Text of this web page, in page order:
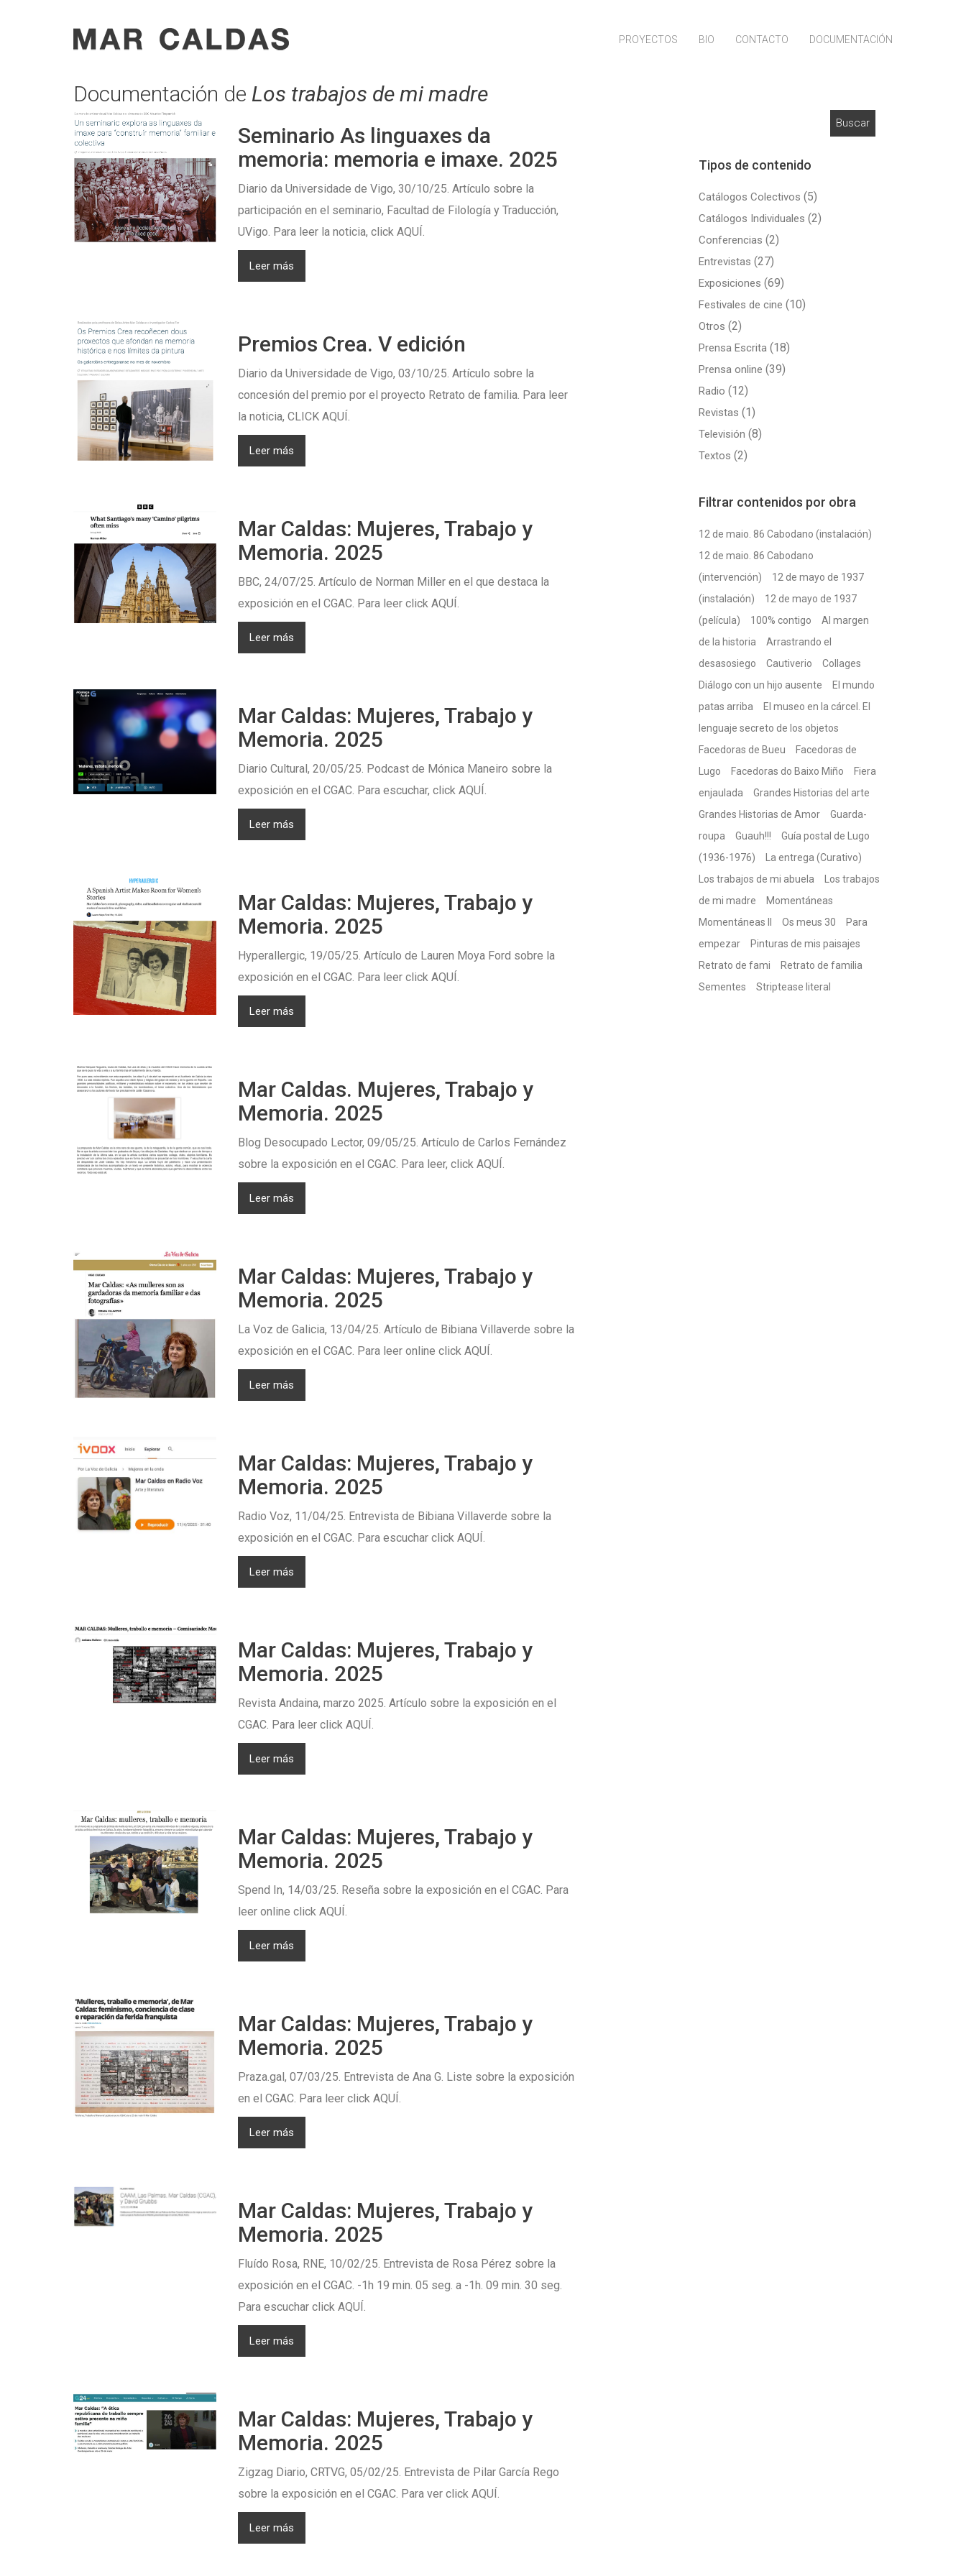
PROYECTOS BIO CONTACTO DOCUMENTACIÓN
Documentación de Los trabajos de mi madre
Seminario As linguaxes da
memoria: memoria e imaxe. 2025
Diario da Universidade de Vigo, 30/10/25. Artículo sobre la
participación en el seminario, Facultad de Filología y Traducción,
UVigo. Para leer la noticia, click AQUÍ.
Leer más
Premios Crea. V edición
Diario da Universidade de Vigo, 03/10/25. Artículo sobre la
concesión del premio por el proyecto Retrato de familia. Para leer
la noticia, CLICK AQUÍ.
Leer más
Mar Caldas: Mujeres, Trabajo y
Memoria. 2025
BBC, 24/07/25. Artículo de Norman Miller en el que destaca la
exposición en el CGAC. Para leer click AQUÍ.
Leer más
Mar Caldas: Mujeres, Trabajo y
Memoria. 2025
Diario Cultural, 20/05/25. Podcast de Mónica Maneiro sobre la
exposición en el CGAC. Para escuchar, click AQUÍ.
Leer más
Mar Caldas: Mujeres, Trabajo y
Memoria. 2025
Hyperallergic, 19/05/25. Artículo de Lauren Moya Ford sobre la
exposición en el CGAC. Para leer click AQUÍ.
Leer más
Mar Caldas. Mujeres, Trabajo y
Memoria. 2025
Blog Desocupado Lector, 09/05/25. Artículo de Carlos Fernández
sobre la exposición en el CGAC. Para leer, click AQUÍ.
Leer más
Mar Caldas: Mujeres, Trabajo y
Memoria. 2025
La Voz de Galicia, 13/04/25. Artículo de Bibiana Villaverde sobre la
exposición en el CGAC. Para leer online click AQUÍ.
Leer más
Mar Caldas: Mujeres, Trabajo y
Memoria. 2025
Radio Voz, 11/04/25. Entrevista de Bibiana Villaverde sobre la
exposición en el CGAC. Para escuchar click AQUÍ.
Leer más
Mar Caldas: Mujeres, Trabajo y
Memoria. 2025
Revista Andaina, marzo 2025. Artículo sobre la exposición en el
CGAC. Para leer click AQUÍ.
Leer más
Mar Caldas: Mujeres, Trabajo y
Memoria. 2025
Spend In, 14/03/25. Reseña sobre la exposición en el CGAC. Para
leer online click AQUÍ.
Leer más
Mar Caldas: Mujeres, Trabajo y
Memoria. 2025
Praza.gal, 07/03/25. Entrevista de Ana G. Liste sobre la exposición
en el CGAC. Para leer click AQUÍ.
Leer más
Mar Caldas: Mujeres, Trabajo y
Memoria. 2025
Fluído Rosa, RNE, 10/02/25. Entrevista de Rosa Pérez sobre la
exposición en el CGAC. -1h 19 min. 05 seg. a -1h. 09 min. 30 seg.
Para escuchar click AQUÍ.
Leer más
Mar Caldas: Mujeres, Trabajo y
Memoria. 2025
Zigzag Diario, CRTVG, 05/02/25. Entrevista de Pilar García Rego
sobre la exposición en el CGAC. Para ver click AQUÍ.
Leer más
Tipos de contenido
Catálogos Colectivos (5)
Catálogos Individuales (2)
Conferencias (2)
Entrevistas (27)
Exposiciones (69)
Festivales de cine (10)
Otros (2)
Prensa Escrita (18)
Prensa online (39)
Radio (12)
Revistas (1)
Televisión (8)
Textos (2)
Filtrar contenidos por obra
12 de maio. 86 Cabodano (instalación)
12 de maio. 86 Cabodano
(intervención)
12 de mayo de 1937
(instalación)
12 de mayo de 1937
(película)
100% contigo
Al margen
de la historia
Arrastrando el
desasosiego
Cautiverio
Collages
Diálogo con un hijo ausente
El mundo
patas arriba
El museo en la cárcel. El
lenguaje secreto de los objetos
Facedoras de Bueu
Facedoras de
Lugo
Facedoras do Baixo Miño
Fiera
enjaulada
Grandes Historias del arte
Grandes Historias de Amor
Guarda-
roupa
Guauh!!!
Guía postal de Lugo
(1936-1976)
La entrega (Curativo)
Los trabajos de mi abuela
Los trabajos
de mi madre
Momentáneas
Momentáneas II
Os meus 30
Para
empezar
Pinturas de mis paisajes
Retrato de fami
Retrato de familia
Sementes
Striptease literal